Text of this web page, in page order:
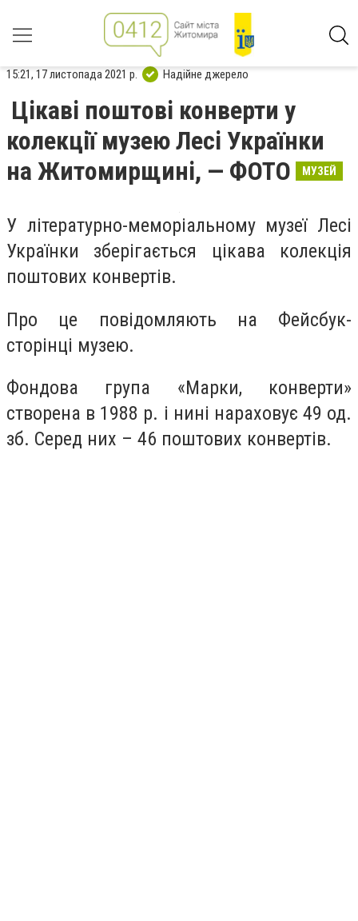
15:21, 17 листопада 2021 р. Надійне джерело
Цікаві поштові конверти у
колекції музею Лесі Українки
на Житомирщині, — ФОТО
МУЗЕЙ
У літературно-меморіальному музеї Лесі
Українки зберігається цікава колекція
поштових конвертів.
Про це повідомляють на Фейсбук-
сторінці музею.
Фондова група «Марки, конверти»
створена в 1988 р. і нині нараховує 49 од.
зб. Серед них – 46 поштових конвертів.